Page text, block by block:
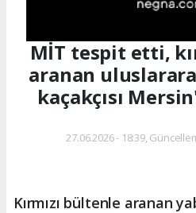
MİT tespit etti,
aranan
kaçakçısı
27.06.2026 - 18:39,
Kırmızı bültenle aranan